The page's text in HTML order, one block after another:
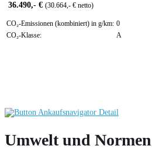
36.490,- € (30.664,- € netto)
CO₂-Emissionen (kombiniert) in g/km: 0
CO₂-Klasse:
A
Umwelt und Normen